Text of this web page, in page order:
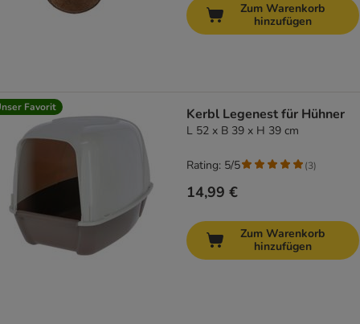
Zum Warenkorb
hinzufügen
Favorit Kerbl Legenest für Hühner
L 52 x B 39 x H 39 cm
14,99 €
Rating: 5/5 (3)
Zum Warenkorb
hinzufügen